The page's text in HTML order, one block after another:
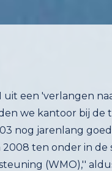
een 'verlangen
we kantoor bij de
nog jarenlang
ten onder in
(WMO),''